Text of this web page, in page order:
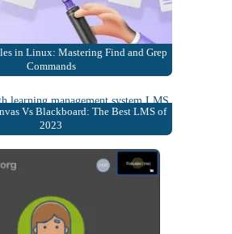
in Linux: Mastering Find and Grep
Commands
Vs Blackboard: The Best LMS of
2023